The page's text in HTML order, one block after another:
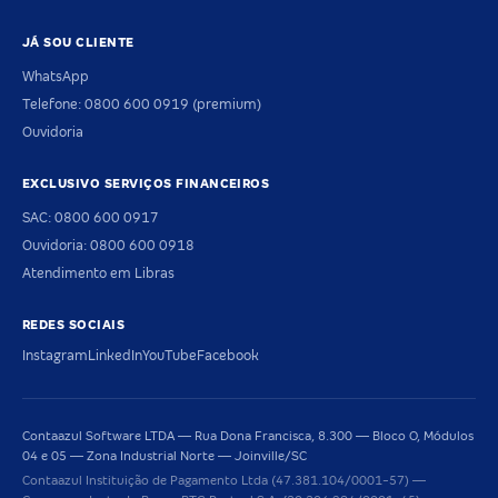
JÁ SOU CLIENTE
WhatsApp
Telefone: 0800 600 0919 (premium)
Ouvidoria
EXCLUSIVO SERVIÇOS FINANCEIROS
SAC: 0800 600 0917
Ouvidoria: 0800 600 0918
Atendimento em Libras
REDES SOCIAIS
InstagramLinkedInYouTubeFacebook
Contaazul Software LTDA — Rua Dona Francisca, 8.300 — Bloco O, Módulos
04 e 05 — Zona Industrial Norte — Joinville/SC
Contaazul Instituição de Pagamento Ltda (47.381.104/0001-57) —